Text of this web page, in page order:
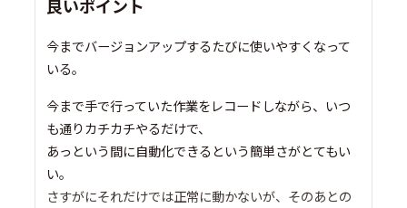
良いポイント
今までバージョンアップするたびに使いやすくなって
いる。
今まで手で行っていた作業をレコードしながら、いつ
も通りカチカチやるだけで、
あっという間に自動化できるという簡単さがとてもい
い。
さすがにそれだけでは正常に動かないが、そのあとの